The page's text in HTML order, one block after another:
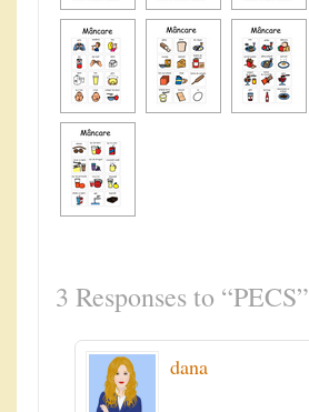
3 Responses to “PECS”
dana